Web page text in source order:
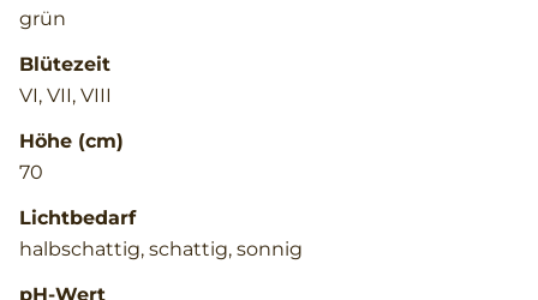
grün
Blütezeit
VI, VII, VIII
Höhe (cm)
70
Lichtbedarf
halbschattig, schattig, sonnig
pH-Wert